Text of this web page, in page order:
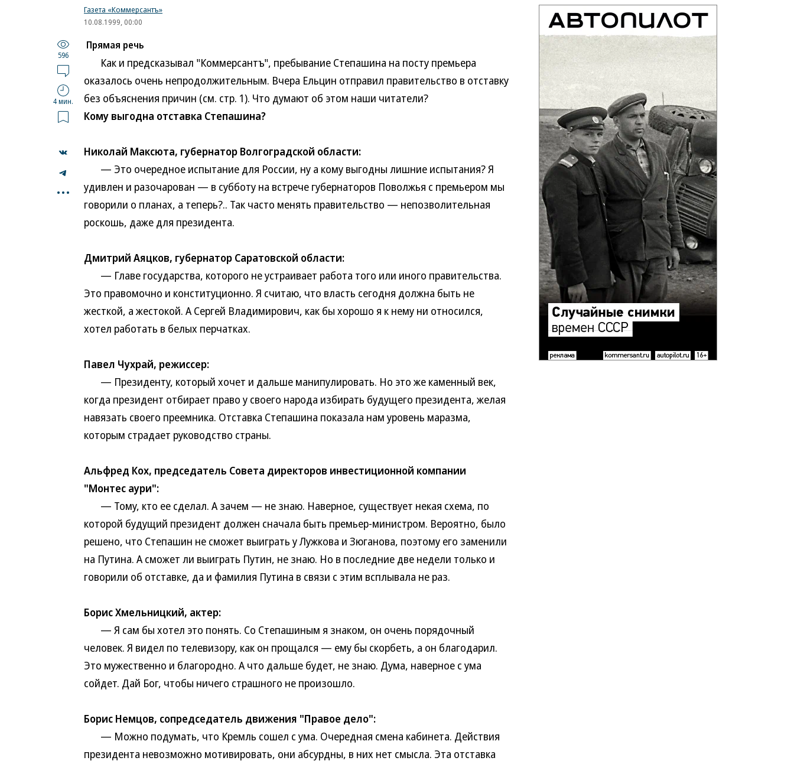
Газета «Коммерсантъ»
10.08.1999, 00:00
596
4 мин.
...
Прямая речь
Как и предсказывал "Коммерсантъ", пребывание Степашина на посту премьера
оказалось очень непродолжительным. Вчера Ельцин отправил правительство в отставку
без объяснения причин (см. стр. 1). Что думают об этом наши читатели?
Кому выгодна отставка Степашина?
Николай Максюта, губернатор Волгоградской области:
— Это очередное испытание для России, ну а кому выгодны лишние испытания? Я
удивлен и разочарован — в субботу на встрече губернаторов Поволжья с премьером мы
говорили о планах, а теперь?.. Так часто менять правительство — непозволительная
роскошь, даже для президента.
Дмитрий Аяцков, губернатор Саратовской области:
— Главе государства, которого не устраивает работа того или иного правительства.
Это правомочно и конституционно. Я считаю, что власть сегодня должна быть не
жесткой, а жестокой. А Сергей Владимирович, как бы хорошо я к нему ни относился,
хотел работать в белых перчатках.
Павел Чухрай, режиссер:
— Президенту, который хочет и дальше манипулировать. Но это же каменный век,
когда президент отбирает право у своего народа избирать будущего президента, желая
навязать своего преемника. Отставка Степашина показала нам уровень маразма,
которым страдает руководство страны.
Альфред Кох, председатель Совета директоров инвестиционной компании
"Монтес аури":
— Тому, кто ее сделал. А зачем — не знаю. Наверное, существует некая схема, по
которой будущий президент должен сначала быть премьер-министром. Вероятно, было
решено, что Степашин не сможет выиграть у Лужкова и Зюганова, поэтому его заменили
на Путина. А сможет ли выиграть Путин, не знаю. Но в последние две недели только и
говорили об отставке, да и фамилия Путина в связи с этим всплывала не раз.
Борис Хмельницкий, актер:
— Я сам бы хотел это понять. Со Степашиным я знаком, он очень порядочный
человек. Я видел по телевизору, как он прощался — ему бы скорбеть, а он благодарил.
Это мужественно и благородно. А что дальше будет, не знаю. Дума, наверное с ума
сойдет. Дай Бог, чтобы ничего страшного не произошло.
Борис Немцов, сопредседатель движения "Правое дело":
— Можно подумать, что Кремль сошел с ума. Очередная смена кабинета. Действия
президента невозможно мотивировать, они абсурдны, в них нет смысла. Эта отставка